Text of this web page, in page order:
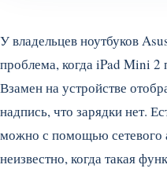
У владельцев ноутбуков
проблема, когда iPad Mini 2
Взамен на устройстве
надпись, что зарядки нет.
можно с помощью сетевого
неизвестно, когда такая